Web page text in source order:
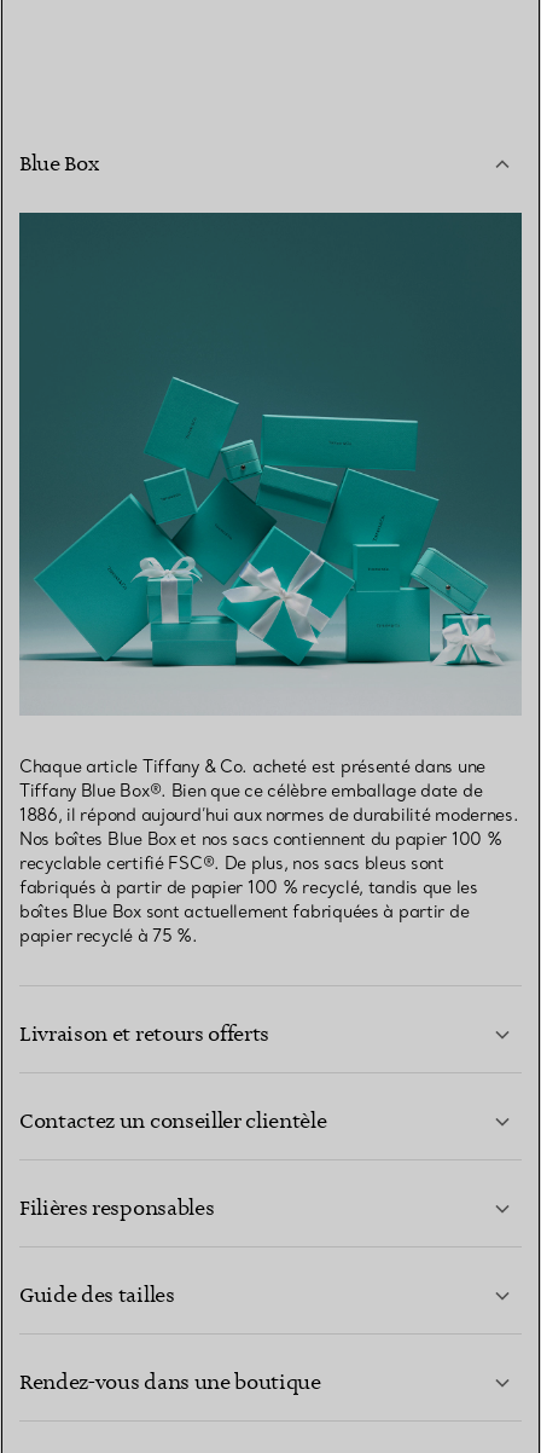
Blue Box
Chaque article Tiffany & Co. acheté est présenté dans une
Tiffany Blue Box®. Bien que ce célèbre emballage date de
1886, il répond aujourd’hui aux normes de durabilité modernes.
Nos boîtes Blue Box et nos sacs contiennent du papier 100 %
recyclable certifié FSC®. De plus, nos sacs bleus sont
fabriqués à partir de papier 100 % recyclé, tandis que les
boîtes Blue Box sont actuellement fabriquées à partir de
papier recyclé à 75 %.
Livraison et retours offerts
Contactez un conseiller clientèle
Filières responsables
Guide des tailles
Rendez-vous dans une boutique